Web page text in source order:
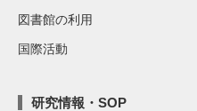
図書館の利用
国際活動
研究情報・SOP